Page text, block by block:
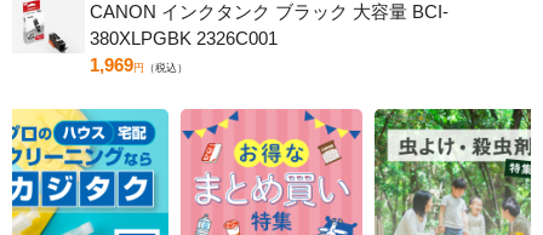
CANON インクタンク ブラック 大容量 BCI-
380XLPGBK 2326C001
1,969円 （税込）